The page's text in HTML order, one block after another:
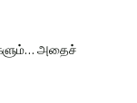
அதைச்